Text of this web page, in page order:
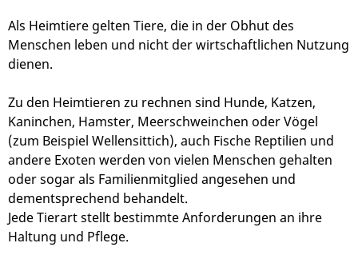
Als Heimtiere gelten Tiere, die in der Obhut des
Menschen leben und nicht der wirtschaftlichen Nutzung
dienen.
Zu den Heimtieren zu rechnen sind Hunde, Katzen,
Kaninchen, Hamster, Meerschweinchen oder Vögel
(zum Beispiel Wellensittich), auch Fische Reptilien und
andere Exoten werden von vielen Menschen gehalten
oder sogar als Familienmitglied angesehen und
dementsprechend behandelt.
Jede Tierart stellt bestimmte Anforderungen an ihre
Haltung und Pflege.